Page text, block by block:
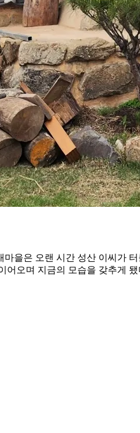
을은 오랜 시간 성산 이씨가
어오며 지금의 모습을 갖추게 됐